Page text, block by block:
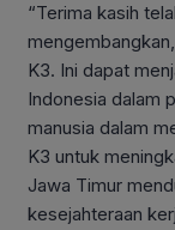
“Terima kasih
K3. Ini dapat
Indonesia dalam
manusia dalam
K3 untuk
Jawa Timur
kesejahteraan